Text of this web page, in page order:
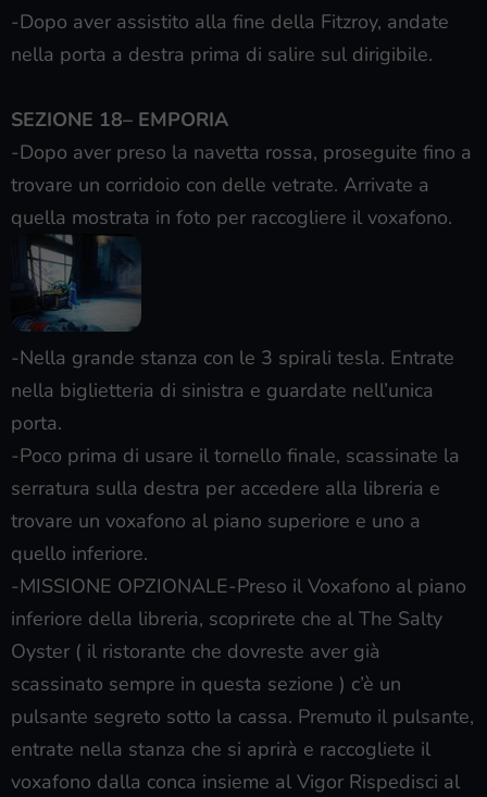
-Dopo aver assistito alla fine della Fitzroy, andate
nella porta a destra prima di salire sul dirigibile.
SEZIONE 18– EMPORIA
-Dopo aver preso la navetta rossa, proseguite fino a
trovare un corridoio con delle vetrate. Arrivate a
quella mostrata in foto per raccogliere il voxafono.
-Nella grande stanza con le 3 spirali tesla. Entrate
nella biglietteria di sinistra e guardate nell’unica
porta.
-Poco prima di usare il tornello finale, scassinate la
serratura sulla destra per accedere alla libreria e
trovare un voxafono al piano superiore e uno a
quello inferiore.
-MISSIONE OPZIONALE-Preso il Voxafono al piano
inferiore della libreria, scoprirete che al The Salty
Oyster ( il ristorante che dovreste aver già
scassinato sempre in questa sezione ) c’è un
pulsante segreto sotto la cassa. Premuto il pulsante,
entrate nella stanza che si aprirà e raccogliete il
voxafono dalla conca insieme al Vigor Rispedisci al